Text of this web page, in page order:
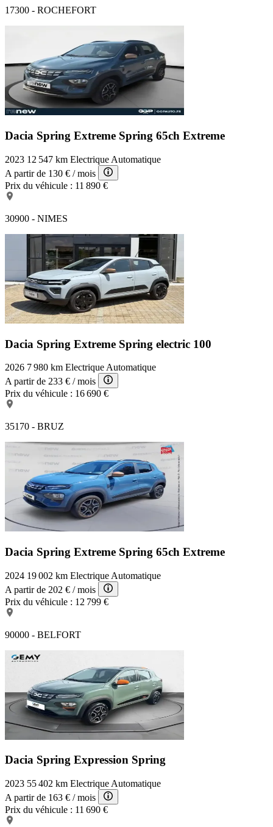
17300 - ROCHEFORT
Dacia Spring Extreme Spring 65ch Extreme
2023 12 547 km Electrique Automatique
A partir de 130 € / mois
Prix du véhicule : 11 890 €
30900 - NIMES
Dacia Spring Extreme Spring electric 100
2026 7 980 km Electrique Automatique
A partir de 233 € / mois
Prix du véhicule : 16 690 €
35170 - BRUZ
Dacia Spring Extreme Spring 65ch Extreme
2024 19 002 km Electrique Automatique
A partir de 202 € / mois
Prix du véhicule : 12 799 €
90000 - BELFORT
Dacia Spring Expression Spring
2023 55 402 km Electrique Automatique
A partir de 163 € / mois
Prix du véhicule : 11 690 €